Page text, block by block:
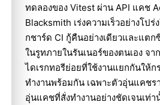
ทดลองของ Vitest ผ่าน API แคช
Blacksmith เร่งความเร็วอย่างโป
กชาร์ด CI กู้คืนอย่างเดียวและแต
ในรูทภายในรันเนอร์ของตนเอง จ
ไดเรกทอรีย่อยที่ใช้งานแยกกันให้ก
ทำงานพร้อมกัน เฉพาะตัวอุ่นแคชร
อุ่นแคชที่สั่งทำงานอย่างชัดเจนเท่